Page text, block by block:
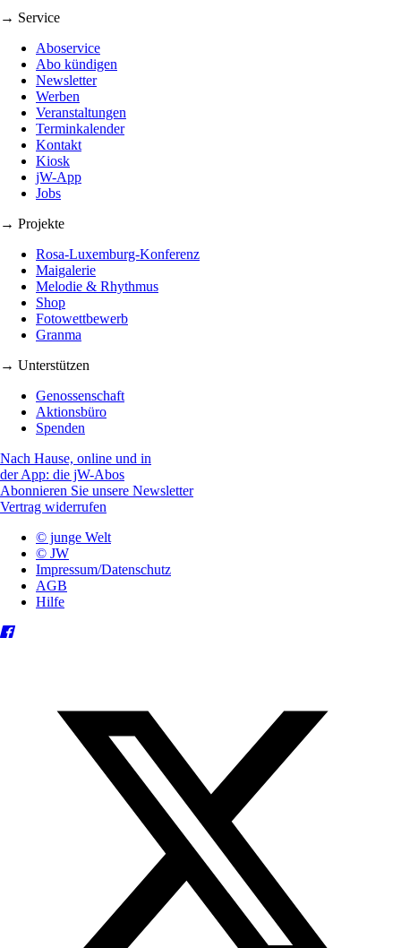
→ Service
Aboservice
Abo kündigen
Newsletter
Werben
Veranstaltungen
Terminkalender
Kontakt
Kiosk
jW-App
Jobs
→ Projekte
Rosa-Luxemburg-Konferenz
Maigalerie
Melodie & Rhythmus
Shop
Fotowettbewerb
Granma
→ Unterstützen
Genossenschaft
Aktionsbüro
Spenden
Nach Hause, online und in
der App: die jW-Abos
Abonnieren Sie unsere Newsletter
Vertrag widerrufen
© junge Welt
© JW
Impressum/Datenschutz
AGB
Hilfe